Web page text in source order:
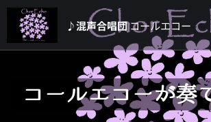
♪混声合唱団コールエコー
コールエコーが奏